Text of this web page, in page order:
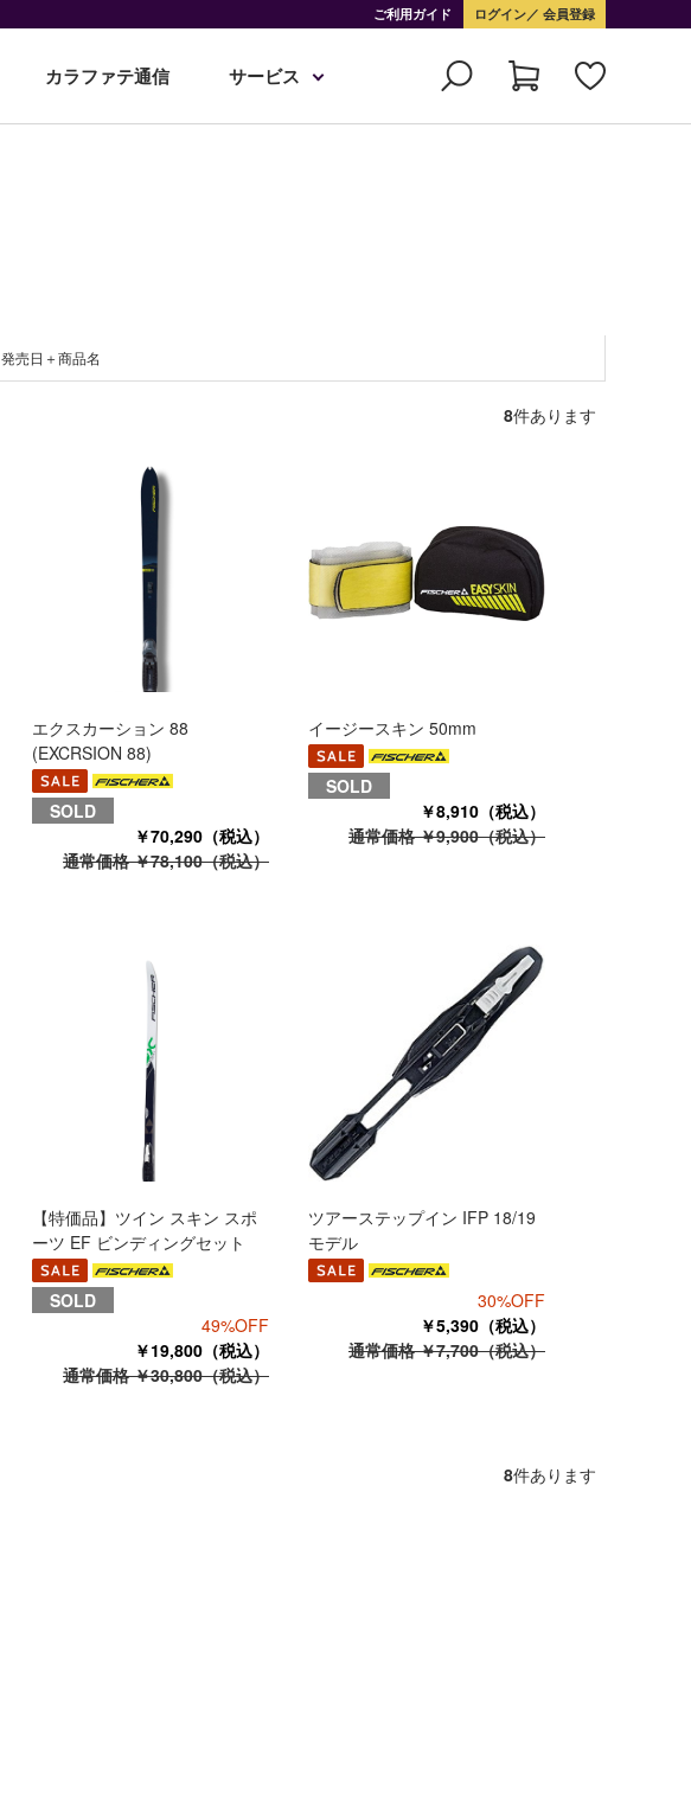
ご利用ガイド ログイン 会員登録
カラファテ通信 サービス
発売日＋商品名
8件あります
エクスカーション 88
(EXCRSION 88)
SOLD
￥70,290（税込）
通常価格 ￥78,100（税込）
イージースキン 50mm
SOLD
￥8,910（税込）
通常価格 ￥9,900（税込）
【特価品】ツイン スキン スポ
ーツ EF ビンディングセット
SOLD
49%OFF
￥19,800（税込）
通常価格 ￥30,800（税込）
ツアーステップイン IFP 18/19
モデル
30%OFF
￥5,390（税込）
通常価格 ￥7,700（税込）
8件あります